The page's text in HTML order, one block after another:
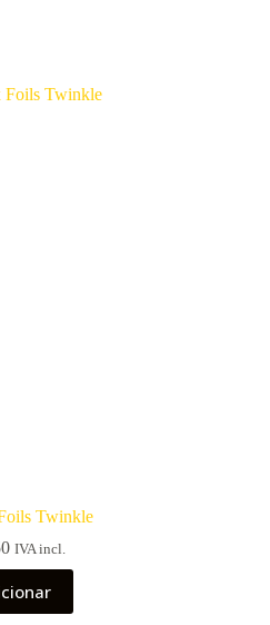
Twinkle
IVA incl.